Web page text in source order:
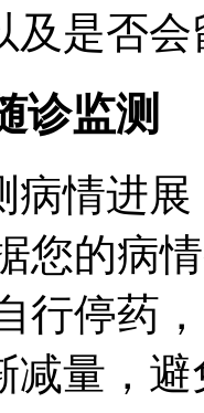
及是否
诊监测
病情进
您的病
行停药
减量，